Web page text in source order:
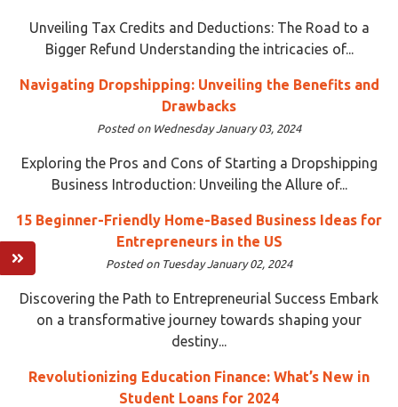
Unveiling Tax Credits and Deductions: The Road to a
Bigger Refund Understanding the intricacies of...
Navigating Dropshipping: Unveiling the Benefits and
Drawbacks
Posted on Wednesday January 03, 2024
Exploring the Pros and Cons of Starting a Dropshipping
Business Introduction: Unveiling the Allure of...
15 Beginner-Friendly Home-Based Business Ideas for
Entrepreneurs in the US
Posted on Tuesday January 02, 2024
Discovering the Path to Entrepreneurial Success Embark
on a transformative journey towards shaping your
destiny...
Revolutionizing Education Finance: What’s New in
Student Loans for 2024